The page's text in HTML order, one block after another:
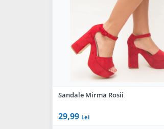
Sandale Mirma Rosii
29,99 Lei